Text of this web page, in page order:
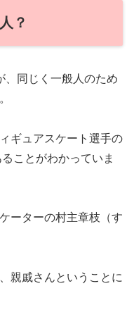
？
、同じく一般人のため
ギュアスケート選手の
ことがわかっていま
ーターの村主章枝（す
親戚さんということに